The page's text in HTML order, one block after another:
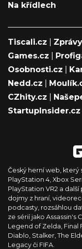
Na křídlech
Tiscali.cz Zprávy
Games.cz
Osobnosti.cz
Nedd.cz
CZhity.cz
StartupInsider.cz
Český herní web, který
PlayStation 4, Xbox
PlayStation VR2 a
dojmy z hraní,
podcasty, rozsáhlou
ze sérií jako Assassin's
Legend of Zelda, Final
Diablo, Stalker, The
Legacy či FIFA.